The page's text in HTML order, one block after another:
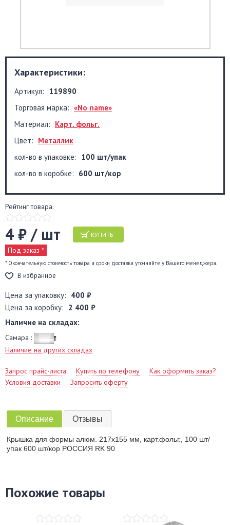
Характеристики:
Артикул: 119890
Торговая марка: «No name»
Материал: Карт. фольг.
Цвет: Металлик
кол-во в упаковке: 100 шт/упак
кол-во в коробке: 600 шт/кор
Рейтинг товара:
4 ₽ / шт КУПИТЬ
Под заказ *
* Окончательную стоимость товара и сроки доставки уточняйте у Вашего менеджера.
В избранное
Цена за упаковку: 400 ₽
Цена за коробку: 2 400 ₽
Наличие на складах:
Самара :
Наличие на других складах
Запрос прайс-листа Купить по телефону
Как оформить заказ?
Условия доставки
Запросить оферту
Описание Отзывы
Крышка для формы алюм. 217х155 мм, карт.фольг., 100 шт/
упак 600 шт/кор РОССИЯ RK 90
Похожие товары